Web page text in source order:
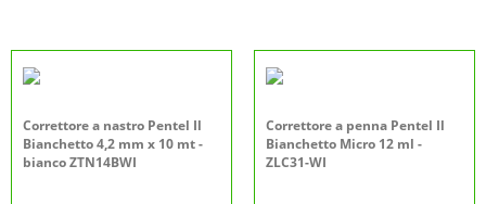
Correttore a nastro Pentel Il
Bianchetto 4,2 mm x 10 mt -
bianco ZTN14BWI
Correttore a penna Pentel Il
Bianchetto Micro 12 ml -
ZLC31-WI